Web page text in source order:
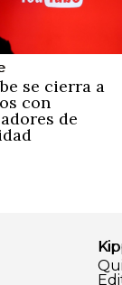
se cierra a
con
de